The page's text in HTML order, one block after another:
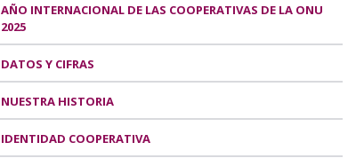
AÑO INTERNACIONAL DE LAS COOPERATIVAS DE LA ONU
2025
DATOS Y CIFRAS
NUESTRA HISTORIA
IDENTIDAD COOPERATIVA